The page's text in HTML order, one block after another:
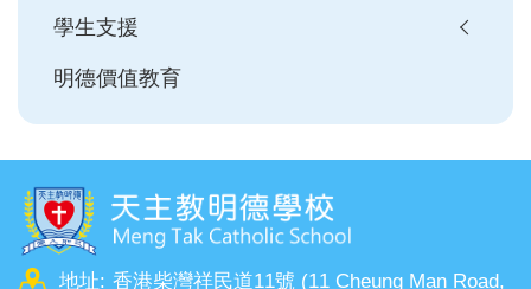
學生支援
明德價值教育
地址: 香港柴灣祥民道11號 (11 Cheung Man Road,